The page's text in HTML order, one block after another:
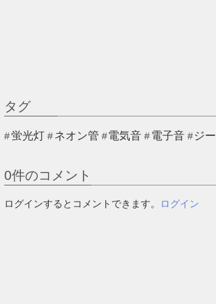
タグ
蛍光灯 ネオン管 電気音 電子音 ジー
0件のコメント
ログインするとコメントできます。 ログイン